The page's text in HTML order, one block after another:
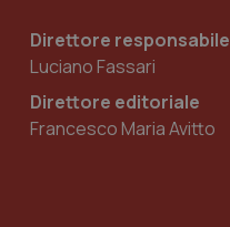
Direttore responsabile
Luciano Fassari
Direttore editoriale
Francesco Maria Avitto